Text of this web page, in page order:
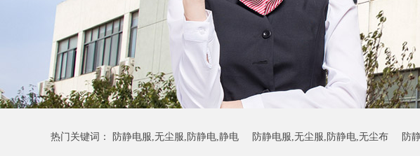
热门关键词： 防静电服,无尘服,防静电,静电 防静电服,无尘服,防静电,无尘布 防